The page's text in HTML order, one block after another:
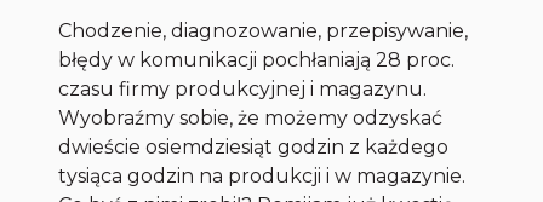
Chodzenie, diagnozowanie, przepisywanie,
błędy w komunikacji pochłaniają 28 proc.
czasu firmy produkcyjnej i magazynu.
Wyobraźmy sobie, że możemy odzyskać
dwieście osiemdziesiąt godzin z każdego
tysiąca godzin na produkcji i w magazynie.